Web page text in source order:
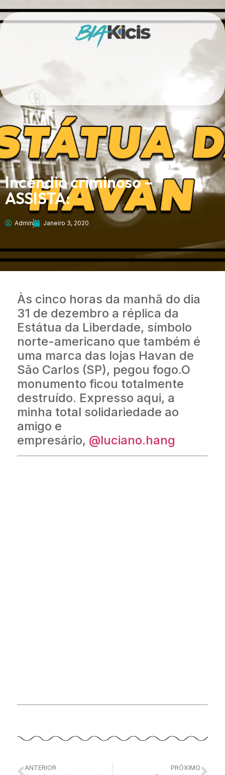
Incêndio criminoso –
ASSISTA:
Admin Janeiro 3, 2020
Às cinco horas da manhã do dia
31 de dezembro a réplica da
Estátua da Liberdade, símbolo
norte-americano que também é
uma marca das lojas Havan de
São Carlos (SP), pegou fogo.O
monumento ficou totalmente
destruído. Expresso aqui, a
minha total solidariedade ao
amigo e
empresário, @luciano.hang
ANTERIOR PRÓXIMO